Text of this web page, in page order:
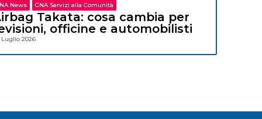
News CNA Servizi alla Comunità
Takata: cosa cambia per
officine e automobilisti
Luglio 2026